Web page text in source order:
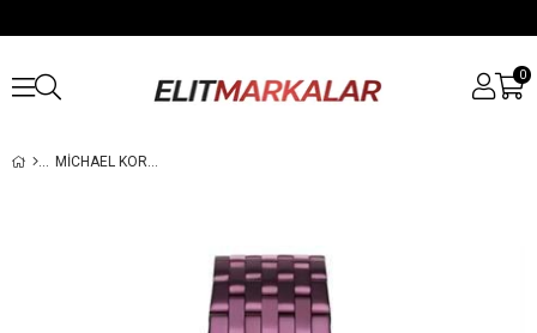
0
MICHAEL KORS MK3554 KADIN KOL SAATI